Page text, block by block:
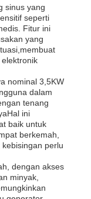
sinus yang
seperti
Fitur ini
yang
nominal 3,5KW
dalam
tenang
ini
baik untuk
berkemah,
perlu
dengan akses
minyak,